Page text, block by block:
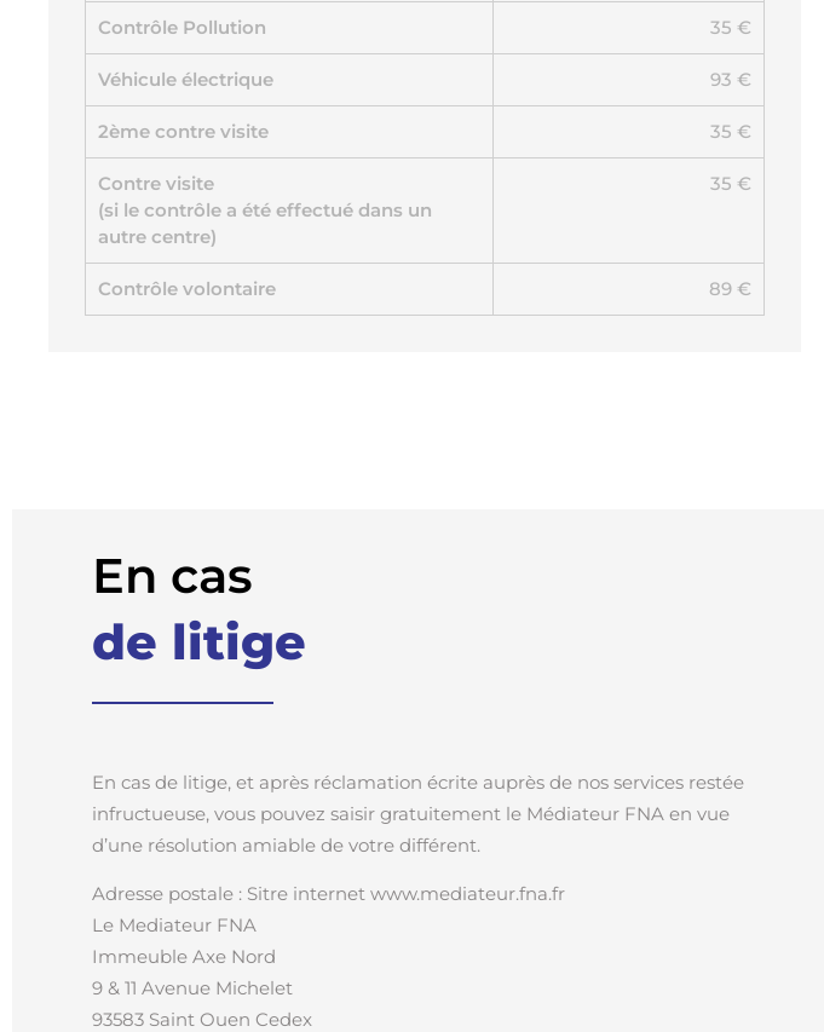
Contrôle Pollution 35 €
Véhicule électrique 93 €
2ème contre visite 35 €
Contre visite
(si le contrôle a été effectué dans un
autre centre)
35 €
Contrôle volontaire 89 €
En cas
de litige
En cas de litige, et après réclamation écrite auprès de nos services restée
infructueuse, vous pouvez saisir gratuitement le Médiateur FNA en vue
d’une résolution amiable de votre différent.
Adresse postale : Sitre internet www.mediateur.fna.fr
Le Mediateur FNA
Immeuble Axe Nord
9 & 11 Avenue Michelet
93583 Saint Ouen Cedex